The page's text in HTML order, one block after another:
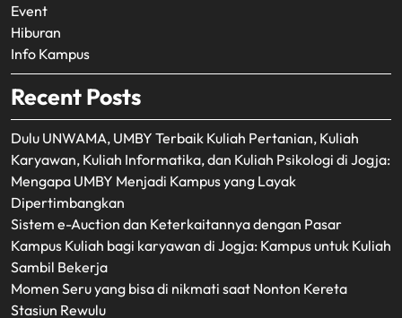
Event
Hiburan
Info Kampus
Recent Posts
Dulu UNWAMA, UMBY Terbaik Kuliah Pertanian, Kuliah
Karyawan, Kuliah Informatika, dan Kuliah Psikologi di Jogja:
Mengapa UMBY Menjadi Kampus yang Layak
Dipertimbangkan
Sistem e-Auction dan Keterkaitannya dengan Pasar
Kampus Kuliah bagi karyawan di Jogja: Kampus untuk Kuliah
Sambil Bekerja
Momen Seru yang bisa di nikmati saat Nonton Kereta
Stasiun Rewulu